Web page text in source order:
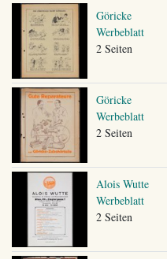
Göricke
Werbeblatt
2 Seiten
Göricke
Werbeblatt
2 Seiten
Alois Wutte
Werbeblatt
2 Seiten